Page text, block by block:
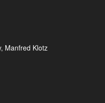
Manfred Klotz